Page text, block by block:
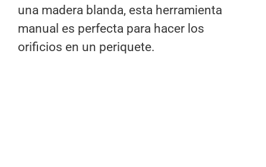
una madera blanda, esta herramienta
manual es perfecta para hacer los
orificios en un periquete.